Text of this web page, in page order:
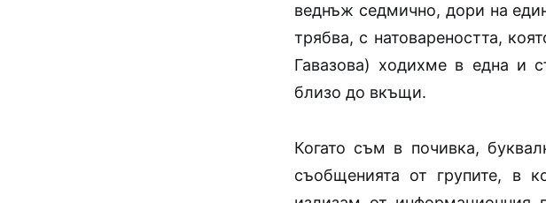
веднъж седмично, дори на
трябва, с натовареността,
Гавазова) ходихме в една и
близо до вкъщи.
Когато съм в почивка,
съобщенията от групите, в